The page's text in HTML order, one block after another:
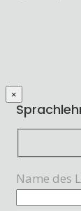
×
Name des